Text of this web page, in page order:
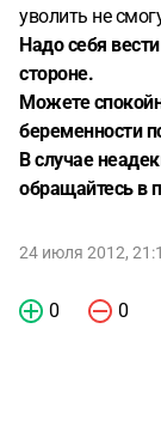
уволить не
Надо себя
стороне.
Можете
беременности
В случае
обращайтесь в
24 июля 2012,
0 0